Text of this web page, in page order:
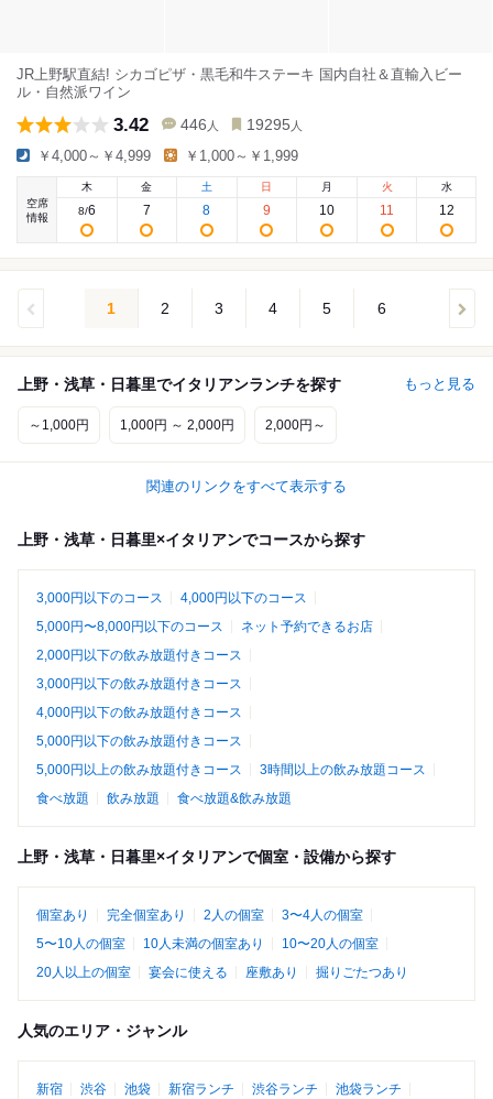
JR上野駅直結! シカゴピザ・黒毛和牛ステーキ 国内自社＆直輸入ビー
ル・自然派ワイン
3.42 446 人 19295 人
￥4,000～￥4,999 ￥1,000～￥1,999
空席
情報
木
8/6
金
7
土
8
日
9
月
10
火
11
水
12
1 2 3 4 5 6
上野・浅草・日暮里でイタリアンランチを探す もっと見る
～1,000円 1,000円 ～ 2,000円 2,000円～
関連のリンクをすべて表示する
上野・浅草・日暮里×イタリアンでコースから探す
3,000円以下のコース
4,000円以下のコース
5,000円〜8,000円以下のコース
ネット予約できるお店
2,000円以下の飲み放題付きコース
3,000円以下の飲み放題付きコース
4,000円以下の飲み放題付きコース
5,000円以下の飲み放題付きコース
5,000円以上の飲み放題付きコース
3時間以上の飲み放題コース
食べ放題
飲み放題 食べ放題&飲み放題
上野・浅草・日暮里×イタリアンで個室・設備から探す
個室あり 完全個室あり 2人の個室
3〜4人の個室
5〜10人の個室
10人未満の個室あり
10〜20人の個室
20人以上の個室
宴会に使える 座敷あり 掘りごたつあり
人気のエリア・ジャンル
新宿 渋谷 池袋 新宿ランチ 渋谷ランチ
池袋ランチ